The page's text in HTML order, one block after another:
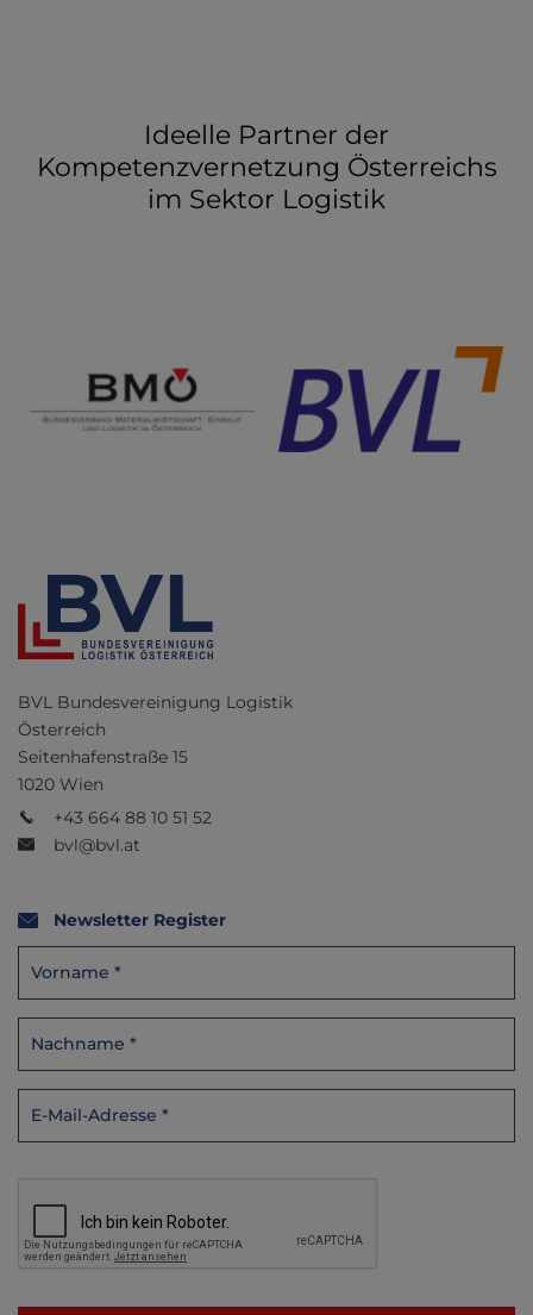
Ideelle Partner der
Kompetenzvernetzung Österreichs
im Sektor Logistik
BVL Bundesvereinigung Logistik
Österreich
Seitenhafenstraße 15
1020 Wien
+43 664 88 10 51 52
bvl@bvl.at
Newsletter Register